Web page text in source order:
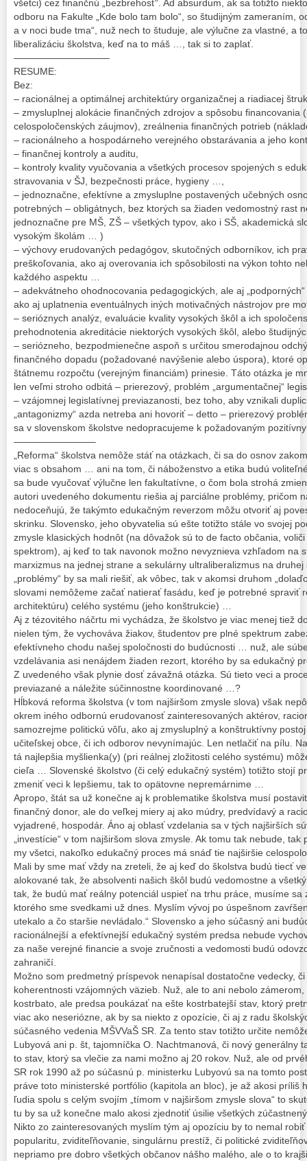
všetci) cez finančnú „bezbrehosť“. Ad absurdum, ak sa totižto
odboru na Fakulte „Kde bolo tam bolo“, so študijným zameraním,
a v noci bude tma“, nuž nech to študuje, ale výlučne za vlastné, a
liberalizáciu školstva, keď na to máš …, tak si to zaplať.
——————————
RESUME:
Bez:
– racionálnej a optimálnej architektúry organizačnej a riadiacej
– zmysluplnej alokácie finančných zdrojov a spôsobu financovania
celospoločenských záujmov), zreálnenia finančných potrieb
– racionálneho a hospodárneho verejného obstarávania a jeho
– finančnej kontroly a auditu,
– kontroly kvality vyučovania a všetkých procesov spojených s
stravovania v ŠJ, bezpečnosti práce, hygieny …,
– jednoznačne, efektívne a zmysluplne postavených učebných
potrebných – obligátnych, bez ktorých sa žiaden vedomostný rast
jednoznačne pre MŠ, ZŠ – všetkých typov, ako i SŠ, akademická
vysokým školám … )
– výchovy erudovaných pedagógov, skutočných odborníkov, ich
preškoľovania, ako aj overovania ich spôsobilosti na výkon tohto
každého aspektu …
– adekvátneho ohodnocovania pedagogických, ale aj
ako aj uplatnenia eventuálnych iných motivačných nástrojov pre
– serióznych analýz, evaluácie kvality vysokých škôl a ich
prehodnotenia akreditácie niektorých vysokých škôl, alebo
– seriózneho, bezpodmienečne aspoň s určitou smerodajnou
finančného dopadu (požadované navýšenie alebo úspora), ktoré
štátnemu rozpočtu (verejným financiám) prinesie. Táto otázka je
len veľmi stroho odbitá – prierezový, problém „argumentačnej“
– vzájomnej legislatívnej previazanosti, bez toho, aby vznikali
„antagonizmy“ azda netreba ani hovoriť – detto – prierezový
sa v slovenskom školstve nedopracujeme k požadovaným
————————–
„Reforma“ školstva nemôže stáť na otázkach, či sa do osnov
viac s obsahom … ani na tom, či náboženstvo a etika budú
sa bude vyučovať výlučne len fakultatívne, o čom bola strohá
autori uvedeného dokumentu riešia aj parciálne problémy, pričom
nedoceňujú, že takýmto edukačným reverzom môžu otvoriť aj
skrinku. Slovensko, jeho obyvatelia sú ešte totižto stále vo svojej
zmysle klasických hodnôt (na dôvažok sú to de facto občania,
spektrom), aj keď to tak navonok možno nevyznieva vzhľadom na
marxizmus na jednej strane a sekulárny ultraliberalizmus na
„problémy“ by sa mali riešiť, ak vôbec, tak v akomsi druhom
slovami nemôžeme začať natierať fasádu, keď je potrebné spraviť
architektúru) celého systému (jeho konštrukcie) …
Aj z tézovitého náčrtu mi vychádza, že školstvo je viac menej tiež
nielen tým, že vychováva žiakov, študentov pre plné spektrum
efektívneho chodu našej spoločnosti do budúcnosti … nuž, ale
vzdelávania asi nenájdem žiaden rezort, ktorého by sa edukačný
Z uvedeného však plynie dosť závažná otázka. Sú tieto veci a
previazané a náležite súčinnostne koordinované …?
Hĺbková reforma školstva (v tom najširšom zmysle slova) však
okrem iného odbornú erudovanosť zainteresovaných aktérov,
samozrejme politickú vôľu, ako aj zmysluplný a konštruktívny
učiteľskej obce, či ich odborov nevynímajúc. Len netlačiť na pílu.
tá najlepšia myšlienka(y) (pri reálnej zložitosti celého systému)
cieľa … Slovenské školstvo (či celý edukačný systém) totižto stojí
zmeniť veci k lepšiemu, tak to opätovne nepremárnime …
Apropo, štát sa už konečne aj k problematike školstva musí
finančný donor, ale do veľkej miery aj ako múdry, predvídavý a
vyjadrené, hospodár. Áno aj oblasť vzdelania sa v tých najširších
„investície“ v tom najširšom slova zmysle. Ak tomu tak nebude,
my všetci, nakoľko edukačný proces má snáď tie najširšie
Mali by sme mať vždy na zreteli, že aj keď do školstva budú tiecť
alokované tak, že absolventi našich škôl budú vedomostne a
tak, že budú mať reálny potenciál uspieť na trhu práce, musíme sa
ktorého sme svedkami už dnes. Myslím vývoj po úspešnom
utekalo a čo staršie nevládalo.“ Slovensko a jeho súčasný ani
racionálnejší a efektívnejší edukačný systém predsa nebude
za naše verejné financie a svoje zručnosti a vedomosti budú
zahraničí.
Možno som predmetný príspevok nenapísal dostatočne vedecky,
koherentnosti vzájomných väzieb. Nuž, ale to ani nebolo
kostrbato, ale predsa poukázať na ešte kostrbatejší stav, ktorý
viac ako neseriózne, ak by sa niekto z opozície, či aj z radu
súčasného vedenia MŠVVaŠ SR. Za tento stav totižto určite
Lubyová ani p. št, tajomníčka O. Nachtmanová, či nový generálny
to stav, ktorý sa vlečie za nami možno aj 20 rokov. Nuž, ale od
SR rok 1990 až po súčasnú p. ministerku Lubyovú sa na tomto
práve toto ministerské portfólio (kapitola an bloc), je až akosi príliš
ľudia spolu s celým svojím „tímom v najširšom zmysle slova“ to
tu by sa už konečne malo akosi zjednotiť úsilie všetkých
Nikto zo zainteresovaných myslím tým aj opozíciu by to nemal
popularitu, zviditeľňovanie, singulárnu prestíž, či politické
nepriamo pre dobro všetkých občanov nášho malého, ale o to